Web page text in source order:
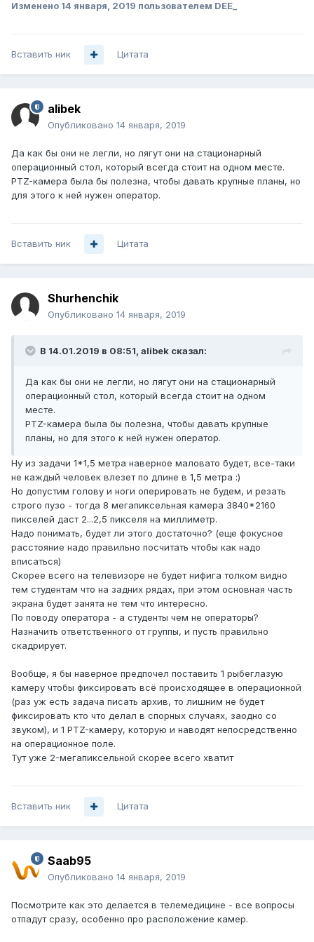
Изменено 14 января, 2019 пользователем DEE_
Вставить ник Цитата
alibek
Опубликовано 14 января, 2019
Да как бы они не легли, но лягут они на стационарный
операционный стол, который всегда стоит на одном месте.
PTZ-камера была бы полезна, чтобы давать крупные планы, но
для этого к ней нужен оператор.
Вставить ник Цитата
Shurhenchik
Опубликовано 14 января, 2019
В 14.01.2019 в 08:51, alibek сказал:
Да как бы они не легли, но лягут они на стационарный
операционный стол, который всегда стоит на одном
месте.
PTZ-камера была бы полезна, чтобы давать крупные
планы, но для этого к ней нужен оператор.
Ну из задачи 1*1,5 метра наверное маловато будет, все-таки
не каждый человек влезет по длине в 1,5 метра :)
Но допустим голову и ноги оперировать не будем, и резать
строго пузо - тогда 8 мегапиксельная камера 3840*2160
пикселей даст 2...2,5 пикселя на миллиметр.
Надо понимать, будет ли этого достаточно? (еще фокусное
расстояние надо правильно посчитать чтобы как надо
вписаться)
Скорее всего на телевизоре не будет нифига толком видно
тем студентам что на задних рядах, при этом основная часть
экрана будет занята не тем что интересно.
По поводу оператора - а студенты чем не операторы?
Назначить ответственного от группы, и пусть правильно
скадрирует.
Вообще, я бы наверное предпочел поставить 1 рыбеглазую
камеру чтобы фиксировать всё происходящее в операционной
(раз уж есть задача писать архив, то лишним не будет
фиксировать кто что делал в спорных случаях, заодно со
звуком), и 1 PTZ-камеру, которую и наводят непосредственно
на операционное поле.
Тут уже 2-мегапиксельной скорее всего хватит
Вставить ник Цитата
Saab95
Опубликовано 14 января, 2019
Посмотрите как это делается в телемедицине - все вопросы
отпадут сразу, особенно про расположение камер.